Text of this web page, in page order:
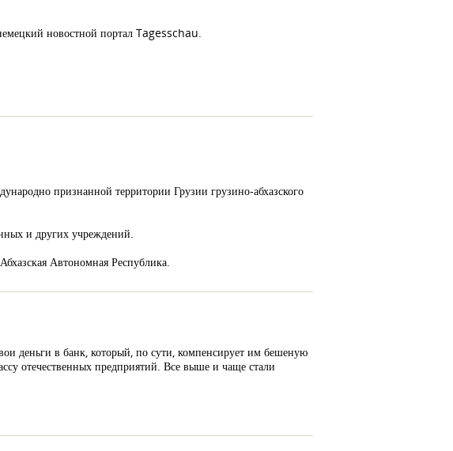
новостной портал Tagesschau.
признанной территории Грузии грузино-абхазского
и других учреждений.
Автономная Республика.
деньги в банк, который, по сути, компенсирует им бешеную
отечественных предприятий. Все выше и чаще стали